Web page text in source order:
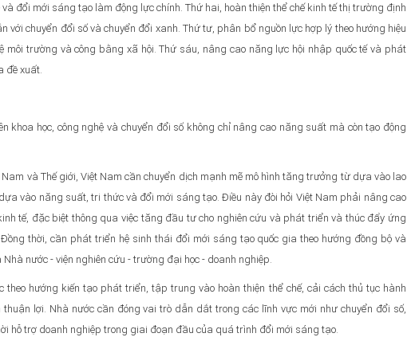
đổi mới sáng tạo làm động lực chính. Thứ hai, hoàn thiện thể chế kinh tế thị trường định
với chuyển đổi số và chuyển đổi xanh. Thứ tư, phân bổ nguồn lực hợp lý theo hướng hiệu
trường và công bằng xã hội. Thứ sáu, nâng cao năng lực hội nhập quốc tế và phát
đề xuất.
khoa học, công nghệ và chuyển đổi số không chỉ nâng cao năng suất mà còn tạo động
Nam và Thế giới, Việt Nam cần chuyển dịch mạnh mẽ mô hình tăng trưởng từ dựa vào lao
vào năng suất, tri thức và đổi mới sáng tạo. Điều này đòi hỏi Việt Nam phải nâng cao
tế, đặc biệt thông qua việc tăng đầu tư cho nghiên cứu và phát triển và thúc đẩy ứng
thời, cần phát triển hệ sinh thái đổi mới sáng tạo quốc gia theo hướng đồng bộ và
nước - viện nghiên cứu - trường đại học - doanh nghiệp.
hướng kiến tạo phát triển, tập trung vào hoàn thiện thể chế, cải cách thủ tục hành
lợi. Nhà nước cần đóng vai trò dẫn dắt trong các lĩnh vực mới như chuyển đổi số,
hỗ trợ doanh nghiệp trong giai đoạn đầu của quá trình đổi mới sáng tạo.